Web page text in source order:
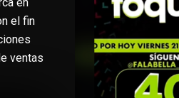
el fin
ventas